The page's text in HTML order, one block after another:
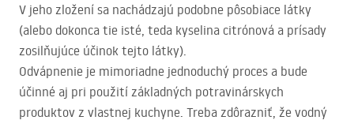
V jeho zložení sa nachádzajú podobne pôsobiace látky
(alebo dokonca tie isté, teda kyselina citrónová a prísady
zosilňujúce účinok tejto látky).
Odvápnenie je mimoriadne jednoduchý proces a bude
účinné aj pri použití základných potravinárskych
produktov z vlastnej kuchyne. Treba zdôrazniť, že vodný